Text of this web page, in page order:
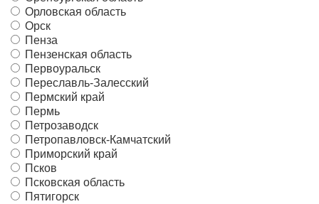
Орловская область
Орск
Пенза
Пензенская область
Первоуральск
Переславль-Залесский
Пермский край
Пермь
Петрозаводск
Петропавловск-Камчатский
Приморский край
Псков
Псковская область
Пятигорск